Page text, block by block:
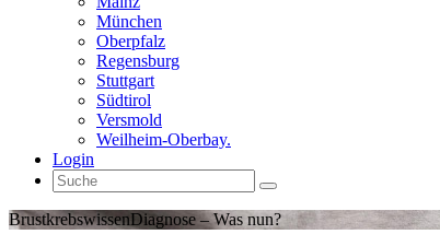
München
Oberpfalz
Regensburg
Stuttgart
Südtirol
Versmold
Weilheim-Oberbay.
Login
BrustkrebswissenDiagnose – Was nun?